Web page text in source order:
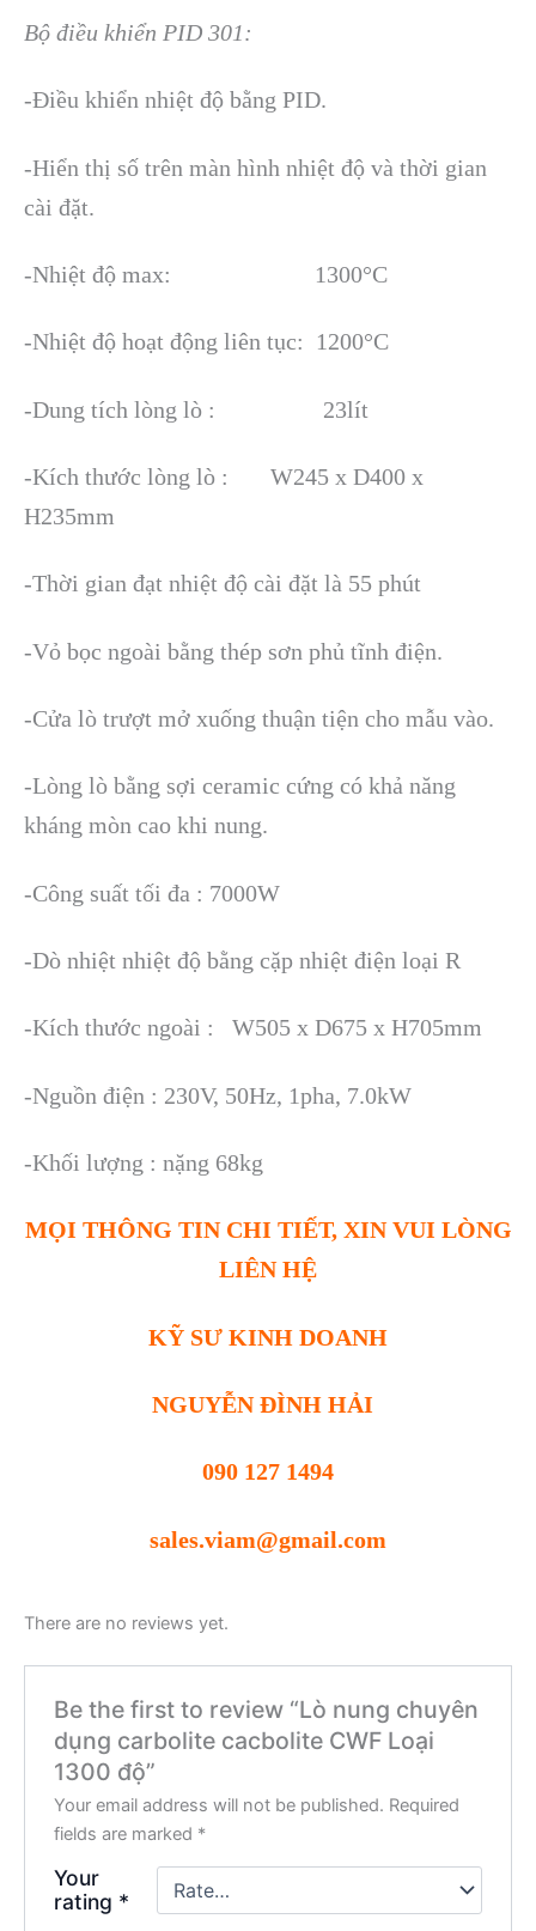
Bộ điều khiển PID 301:
-Điều khiển nhiệt độ bằng PID.
-Hiển thị số trên màn hình nhiệt độ và thời gian
cài đặt.
-Nhiệt độ max: 1300°C
-Nhiệt độ hoạt động liên tục: 1200°C
-Dung tích lòng lò : 23lít
-Kích thước lòng lò : W245 x D400 x
H235mm
-Thời gian đạt nhiệt độ cài đặt là 55 phút
-Vỏ bọc ngoài bằng thép sơn phủ tĩnh điện.
-Cửa lò trượt mở xuống thuận tiện cho mẫu vào.
-Lòng lò bằng sợi ceramic cứng có khả năng
kháng mòn cao khi nung.
-Công suất tối đa : 7000W
-Dò nhiệt nhiệt độ bằng cặp nhiệt điện loại R
-Kích thước ngoài : W505 x D675 x H705mm
-Nguồn điện : 230V, 50Hz, 1pha, 7.0kW
-Khối lượng : nặng 68kg
MỌI THÔNG TIN CHI TIẾT, XIN VUI LÒNG
LIÊN HỆ
KỸ SƯ KINH DOANH
NGUYỄN ĐÌNH HẢI
090 127 1494
sales.viam@gmail.com
There are no reviews yet.
Be the first to review “Lò nung chuyên
dụng carbolite cacbolite CWF Loại
1300 độ”
Your email address will not be published. Required
fields are marked *
Your
rating *